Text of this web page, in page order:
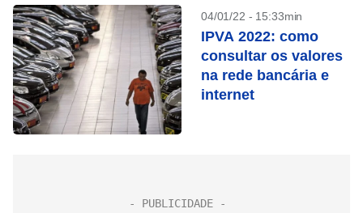
04/01/22 - 15:33min
IPVA 2022: como
consultar os valores
na rede bancária e
internet